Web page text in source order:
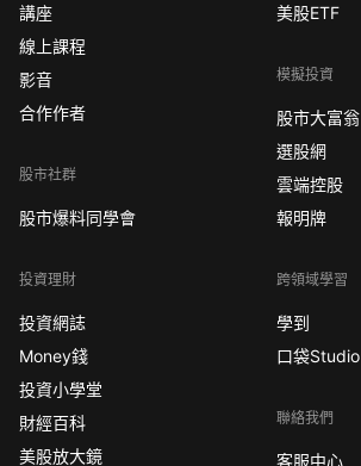
講座
線上課程
影音
合作作者
股市社群
股市爆料同學會
投資理財
投資網誌
Money錢
投資小學堂
財經百科
美股放大鏡
美股ETF
模擬投資
股市大富翁
選股網
雲端控股
報明牌
跨領域學習
學到
口袋Studio
聯絡我們
客服中心